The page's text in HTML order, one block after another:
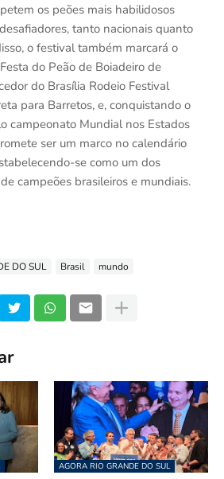
os peões mais habilidosos
tanto nacionais quanto
o festival também marcará o
do Peão de Boiadeiro de
do Brasília Rodeio Festival
para Barretos, e, conquistando o
campeonato Mundial nos Estados
ser um marco no calendário
se como um dos
campeões brasileiros e mundiais.
DO SUL Brasil mundo
AGORA RIO GRANDE DO SUL